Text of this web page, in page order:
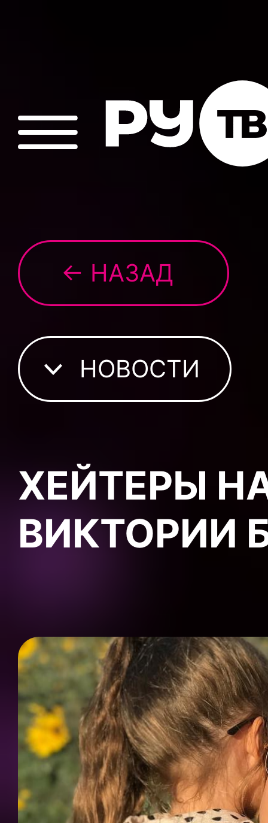
← НАЗАД
НОВОСТИ
ХЕЙТЕРЫ
ВИКТОРИИ